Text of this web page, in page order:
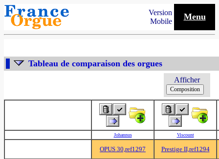
Version
Mobile
Menu
Tableau de comparaison des orgues
Afficher
Johannus Viscount
OPUS 30,ref1297 Prestige II,ref1294